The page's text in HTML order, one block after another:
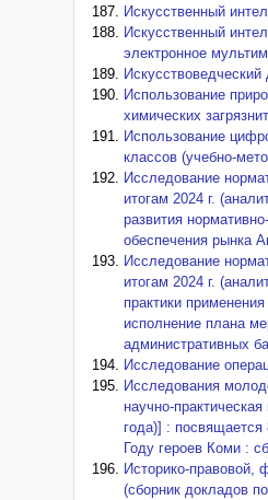
Искусственный
Искусственный
электронное
Использование
химических
Использование
классов (учебно-
Исследование
итогам 2024 г.
развития
обеспечения рынка
Исследование
итогам 2024 г.
практики
исполнение плана
административных
Исследование
Исследования
научно-
года)] :
Году героев Коми :
Историко-правовой,
(сборник докладов